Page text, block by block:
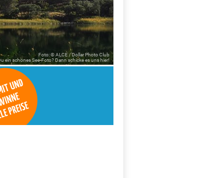
Foto: © ALCE / Dollar Photo Club
ein schönes See-Foto? Dann schicke es uns hier!